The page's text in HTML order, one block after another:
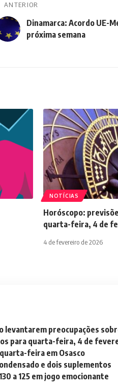
ANTERIOR
Dinamarca: Acordo UE-
próxima semana
NOTÍCIAS
Horóscopo:
quarta-feira, 4 de
4 de fevereiro de 2026
levantarem preocupações
para quarta-feira, 4 de
feira em Osasco
e dois suplementos
a 125 em jogo emocionante